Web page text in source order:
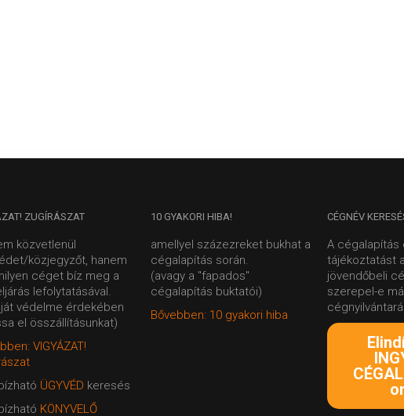
ZUGÍRÁSZAT
közvetlenül
közjegyzőt, hanem
céget bíz meg a
lefolytatásával.
védelme érdekében
el összállításunkat)
VIGYÁZAT!
ÜGYVÉD keresés
KÖNYVELŐ
10 GYAKORI HIBA!
amellyel százezreket bukhat a
cégalapítás során.
(avagy a "fapados"
cégalapítás buktatói)
Bővebben: 10 gyakori hiba
CÉGNÉV
A cégalapítás
tájékoztatást
jövendőbeli
szerepel-e